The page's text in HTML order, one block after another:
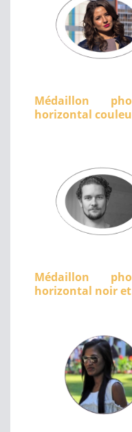
Médaillon
horizontal
Médaillon
horizontal noir